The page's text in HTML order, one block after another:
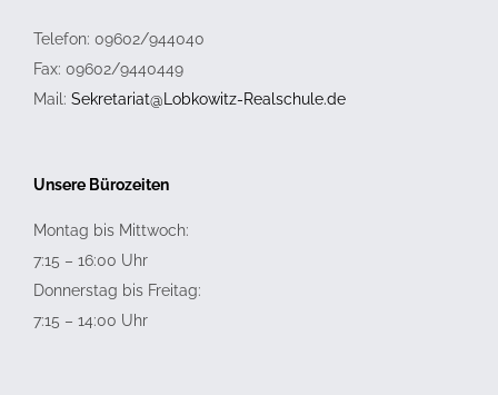
Telefon: 09602/944040
Fax: 09602/9440449
Mail: Sekretariat@Lobkowitz-Realschule.de
Unsere Bürozeiten
Montag bis Mittwoch:
7:15 – 16:00 Uhr
Donnerstag bis Freitag:
7:15 – 14:00 Uhr